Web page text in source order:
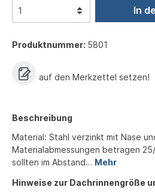
In
Produktnummer: 5801
auf den Merkzettel setzen!
Beschreibung
Material: Stahl verzinkt mit Nase
Materialabmessungen betragen
sollten im Abstand… Mehr
Hinweise zur Dachrinnengröße